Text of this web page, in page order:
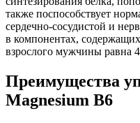
также поспособствует
сердечно-сосудистой и
в компонентах,
взрослого мужчины равна
Преимущества
Magnesium B6